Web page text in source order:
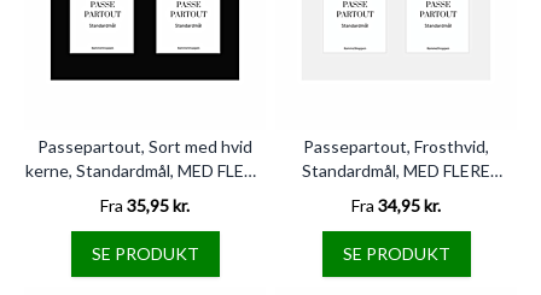
Passepartout, Sort med hvid
kerne, Standardmål, MED FLERE
HULLER
Fra 35,95 kr.
SE PRODUKT
Passepartout, Frosthvid,
Standardmål, MED FLERE
HULLER
Fra 34,95 kr.
SE PRODUKT